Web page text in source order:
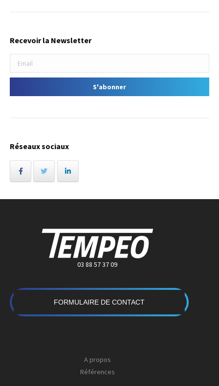
Recevoir la Newsletter
Réseaux sociaux
03 88 57 37 09
FORMULAIRE DE CONTACT
A propos
Références